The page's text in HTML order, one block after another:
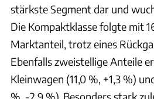
stärkste Segment dar und
Die Kompaktklasse folgte mit
Marktanteil, trotz eines
Ebenfalls zweistellige Anteile
Kleinwagen (11,0 %, +1,3 %)
%, -2,9 %). Besonders stark